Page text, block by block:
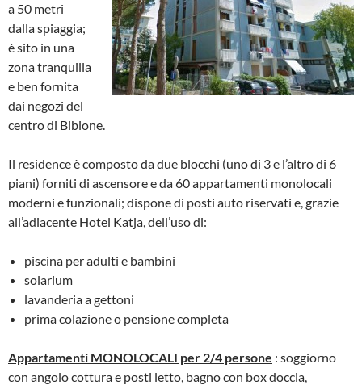
a 50 metri
dalla spiaggia;
è sito in una
zona tranquilla
e ben fornita
dai negozi del
centro di Bibione.
Il residence è composto da due blocchi (uno di 3 e l’altro di 6
piani) forniti di ascensore e da 60 appartamenti monolocali
moderni e funzionali; dispone di posti auto riservati e, grazie
all’adiacente Hotel Katja, dell’uso di:
piscina per adulti e bambini
solarium
lavanderia a gettoni
prima colazione o pensione completa
Appartamenti MONOLOCALI per 2/4 persone : soggiorno
con angolo cottura e posti letto, bagno con box doccia,